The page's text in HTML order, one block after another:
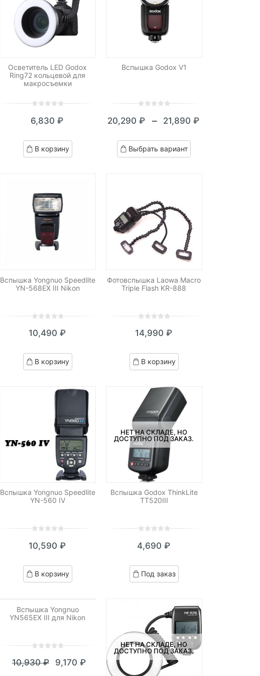
Осветитель LED Godox
Ring72 кольцевой для
макросъемки
out
based
on
6,830₽
В корзину
Вспышка Godox V1
out
based
on
20,290₽ – 21,890₽
Диапазон
цен:
20,290 ₽
Выбрать вариант
Вспышка Yongnuo Speedlite
YN-568EX III Nikon
out
based
on
10,490 ₽
В корзину
Фотовспышка Laowa Macro
Triple Flash KR-888
out
based
on
14,990 ₽
В корзину
Вспышка Yongnuo Speedlite
YN-560 IV
out
based
on
10,590 ₽
В корзину
НЕТ НА СКЛАДЕ, НО
ДОСТУПНО ПОД ЗАКАЗ.
Вспышка Godox ThinkLite
TT520III
out
based
on
4,690 ₽
Под заказ
Вспышка Yongnuo
YN565EX III для Nikon
out
10,930₽
Первоначальная
9,170 ₽
Текущая
НЕТ НА СКЛАДЕ, НО
ДОСТУПНО ПОД ЗАКАЗ.